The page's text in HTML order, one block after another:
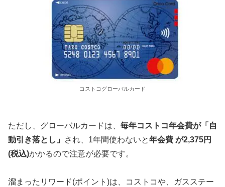
コストコグローバルカード
ただし、グローバルカードは、 毎年コストコ年会費が「自
動引き落とし」
され、1年間使わないと年会費 が2,375円
(税込)かかるので注意が必要です。
溜まったリワード(ポイント)は、コストコや、ガスステー